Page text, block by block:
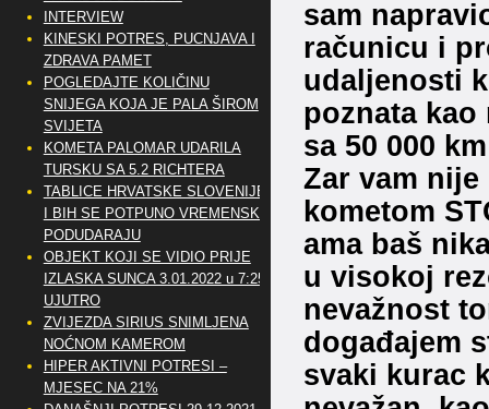
sam
računicu i
udaljenosti
poznata
sa 50 000
Zar vam
kometom
ama baš
u visokoj
nevažnost
događajem
svaki kurac
INTERVIEW
KINESKI POTRES, PUCNJAVA I
ZDRAVA PAMET
POGLEDAJTE KOLIČINU
SNIJEGA KOJA JE PALA ŠIROM
SVIJETA
KOMETA PALOMAR UDARILA
TURSKU SA 5.2 RICHTERA
TABLICE HRVATSKE SLOVENIJE
I BIH SE POTPUNO VREMENSKI
PODUDARAJU
OBJEKT KOJI SE VIDIO PRIJE
IZLASKA SUNCA 3.01.2022 u 7:25
UJUTRO
ZVIJEZDA SIRIUS SNIMLJENA
NOĆNOM KAMEROM
HIPER AKTIVNI POTRESI –
MJESEC NA 21%